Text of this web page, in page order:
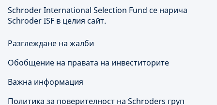
Schroder International Selection Fund се нарича
Schroder ISF в целия сайт.
Разглеждане на жалби
Обобщение на правата на инвеститорите
Важна информация
Политика за поверителност на Schroders груп